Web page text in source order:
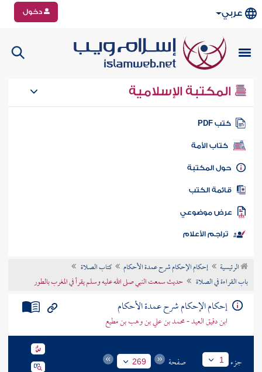
عربي دخول
المكتبة الإسلامية
كتب PDF
كتاب الأمة
المكتبة
الكتب
موضوعي
تراجم الأعلام
الرئيسية إحكام الإحكام شرح عمدة الأحكام
كتاب الصلاة
باب القراءة في الصلاة
حديث سمعت النبي صلى الله عليه وسلم يقرأ في المغرب بالطور
إحكام الإحكام شرح عمدة الأحكام
ابن دقيق العيد - محمد بن علي بن وهب بن مطيع
جزء 1 صفحة 269